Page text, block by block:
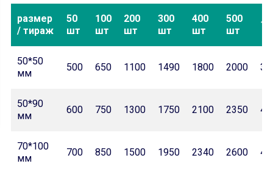
размер
/ тираж
50
шт
100
шт
200
шт
300
шт
400
шт
500
шт
50*50
мм
500 650 1100 1490 1800 2000
50*90
мм
600 750 1300 1750 2100 2350
70*100
мм
700 850 1500 1950 2340 2600